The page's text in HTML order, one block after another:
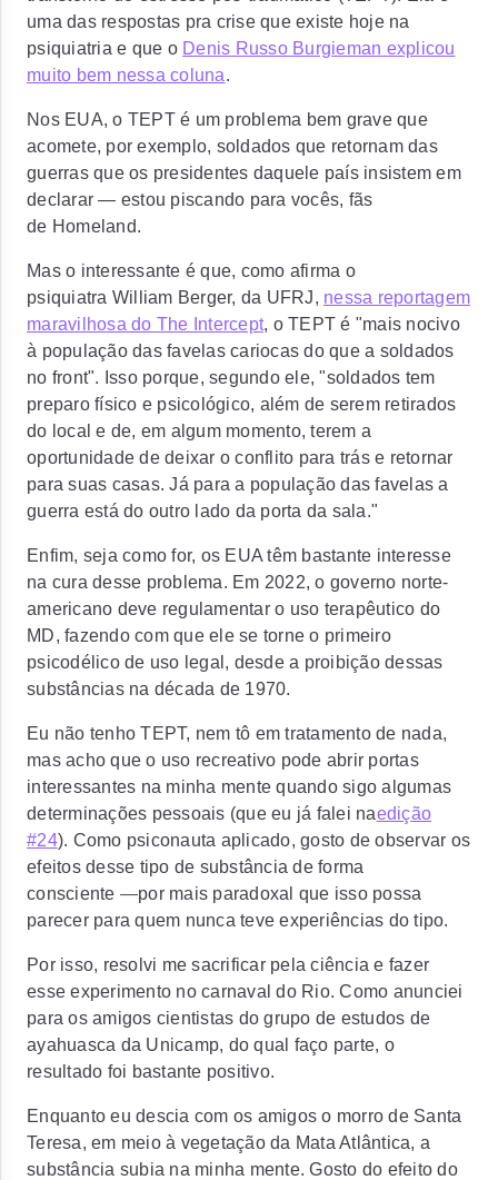
uma das respostas pra crise que existe hoje na
psiquiatria e que o Denis Russo Burgieman explicou
muito bem nessa coluna.
Nos EUA, o TEPT é um problema bem grave que
acomete, por exemplo, soldados que retornam das
guerras que os presidentes daquele país insistem em
declarar — estou piscando para vocês, fãs
de Homeland.
Mas o interessante é que, como afirma o
psiquiatra William Berger, da UFRJ, nessa reportagem
maravilhosa do The Intercept, o TEPT é "mais nocivo
à população das favelas cariocas do que a soldados
no front". Isso porque, segundo ele, "soldados tem
preparo físico e psicológico, além de serem retirados
do local e de, em algum momento, terem a
oportunidade de deixar o conflito para trás e retornar
para suas casas. Já para a população das favelas a
guerra está do outro lado da porta da sala."
Enfim, seja como for, os EUA têm bastante interesse
na cura desse problema. Em 2022, o governo norte-
americano deve regulamentar o uso terapêutico do
MD, fazendo com que ele se torne o primeiro
psicodélico de uso legal, desde a proibição dessas
substâncias na década de 1970.
Eu não tenho TEPT, nem tô em tratamento de nada,
mas acho que o uso recreativo pode abrir portas
interessantes na minha mente quando sigo algumas
determinações pessoais (que eu já falei naedição
#24). Como psiconauta aplicado, gosto de observar os
efeitos desse tipo de substância de forma
consciente —por mais paradoxal que isso possa
parecer para quem nunca teve experiências do tipo.
Por isso, resolvi me sacrificar pela ciência e fazer
esse experimento no carnaval do Rio. Como anunciei
para os amigos cientistas do grupo de estudos de
ayahuasca da Unicamp, do qual faço parte, o
resultado foi bastante positivo.
Enquanto eu descia com os amigos o morro de Santa
Teresa, em meio à vegetação da Mata Atlântica, a
substância subia na minha mente. Gosto do efeito do